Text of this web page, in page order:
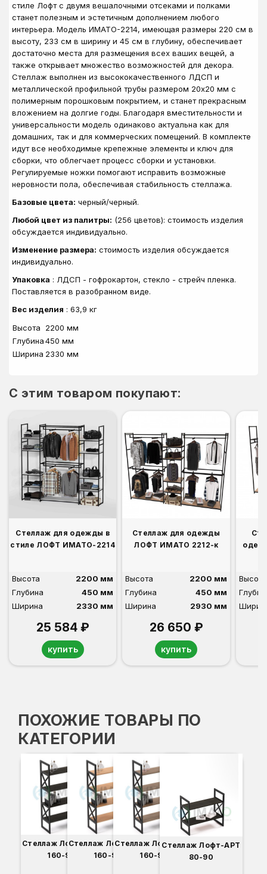
стиле Лофт с двумя вешалочными отсеками и полками
станет полезным и эстетичным дополнением любого
интерьера. Модель ИМАТО-2214, имеющая размеры 220 см в
высоту, 233 см в ширину и 45 см в глубину, обеспечивает
достаточно места для размещения всех ваших вещей, а
также открывает множество возможностей для декора.
Стеллаж выполнен из высококачественного ЛДСП и
металлической профильной трубы размером 20х20 мм с
полимерным порошковым покрытием, и станет прекрасным
вложением на долгие годы. Благодаря вместительности и
универсальности модель одинаково актуальна как для
домашних, так и для коммерческих помещений. В комплекте
идут все необходимые крепежные элементы и ключ для
сборки, что облегчает процесс сборки и установки.
Регулируемые ножки помогают исправить возможные
неровности пола, обеспечивая стабильность стеллажа.
Базовые цвета: черный/черный.
Любой цвет из палитры: (256 цветов): стоимость изделия
обсуждается индивидуально.
Изменение размера: стоимость изделия обсуждается
индивидуально.
Упаковка : ЛДСП - гофрокартон, стекло - стрейч пленка.
Поставляется в разобранном виде.
Вес изделия : 63,9 кг
Высота
2200 мм
Глубина450 мм
Ширина 2330 мм
C этим товаром покупают:
Стеллаж для одежды в
стиле ЛОФТ ИМАТО-2214
Высота
2200 мм
Глубина
450 мм
Ширина
2330 мм
25 584 ₽
купить
Стеллаж для одежды
ЛОФТ ИМАТО 2212-к
Высота
2200 мм
Глубина
450 мм
Ширина
2930 мм
26 650 ₽
купить
Высота
ПОХОЖИЕ ТОВАРЫ ПО
КАТЕГОРИИ
Стеллаж Лофт-АРТ
160-90
Стеллаж Лофт-АРТ
160-90
Стеллаж Лофт-АРТ
160-90
Стеллаж Лофт-АРТ
80-90